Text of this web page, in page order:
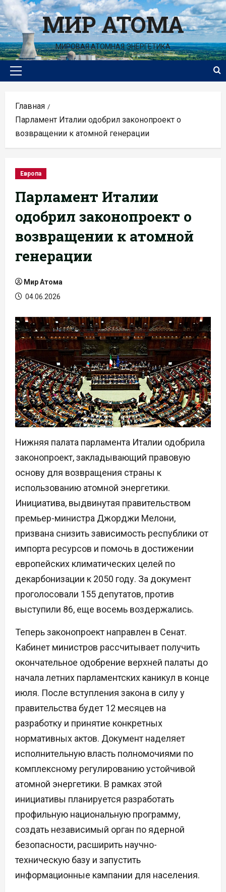
Перейти
к
содержимомуМИР АТОМА
МИРОВАЯ АТОМНАЯ ЭНЕРГЕТИКА
Основное
Главная
Парламент Италии одобрил законопроект о
возвращении к атомной генерации
Европа
Парламент Италии
одобрил законопроект о
возвращении к атомной
генерации
Мир Атома
04.06.2026
Нижняя палата парламента Италии одобрила
законопроект, закладывающий правовую
основу для возвращения страны к
использованию атомной энергетики.
Инициатива, выдвинутая правительством
премьер-министра Джорджи Мелони,
призвана снизить зависимость республики от
импорта ресурсов и помочь в достижении
европейских климатических целей по
декарбонизации к 2050 году. За документ
проголосовали 155 депутатов, против
выступили 86, еще восемь воздержались.
Теперь законопроект направлен в Сенат.
Кабинет министров рассчитывает получить
окончательное одобрение верхней палаты до
начала летних парламентских каникул в конце
июля. После вступления закона в силу у
правительства будет 12 месяцев на
разработку и принятие конкретных
нормативных актов. Документ наделяет
исполнительную власть полномочиями по
комплексному регулированию устойчивой
атомной энергетики. В рамках этой
инициативы планируется разработать
профильную национальную программу,
создать независимый орган по ядерной
безопасности, расширить научно-
техническую базу и запустить
информационные кампании для населения.